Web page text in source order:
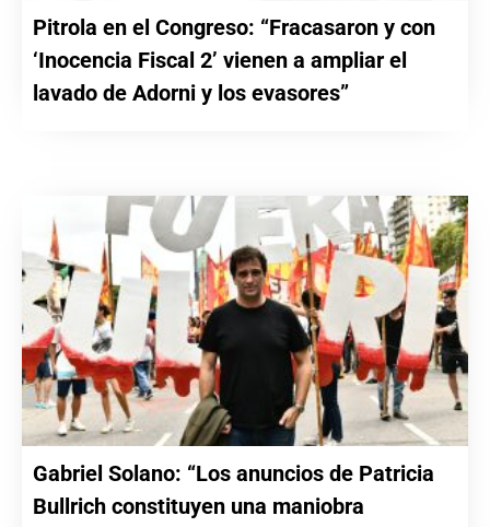
Pitrola en el Congreso: “Fracasaron y con
‘Inocencia Fiscal 2’ vienen a ampliar el
lavado de Adorni y los evasores”
Gabriel Solano: “Los anuncios de Patricia
Bullrich constituyen una maniobra